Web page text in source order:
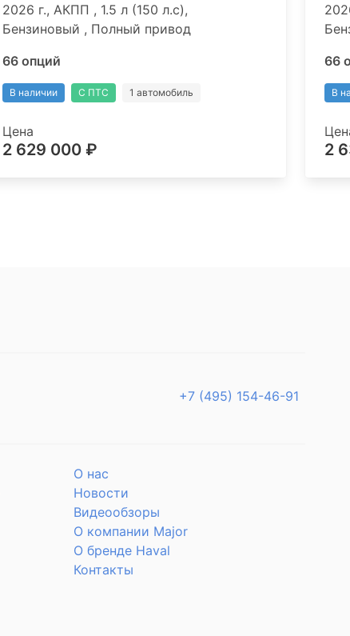
2026 г., АКПП , 1.5 л (150 л.с),
Бензиновый , Полный привод
66 опций
В наличии С ПТС 1 автомобиль
Цена
2 629 000 ₽
66
В
2
+7 (495) 154-46-91
О нас
Новости
Видеообзоры
О компании Major
О бренде Haval
Контакты